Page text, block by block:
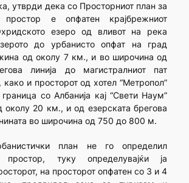
утврди дека со Просторниот план за
простор е опфатен крајбрежниот
езеро од вливот на река
до урбанисто опфат на град
од околу 7 км., и во широчина од
линија до магистралниот пат
и просторот од хотел “Метропол”
со Албанија кај “Свети Наум”
околу 20 км., и од езерската брегова
во широчина од 750 до 800 м.
план не го определил
простор, туку определувајќи ја
на просторот опфатен со 3 и 4